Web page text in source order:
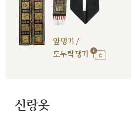
앞댕기 /
도투락댕기
신랑옷